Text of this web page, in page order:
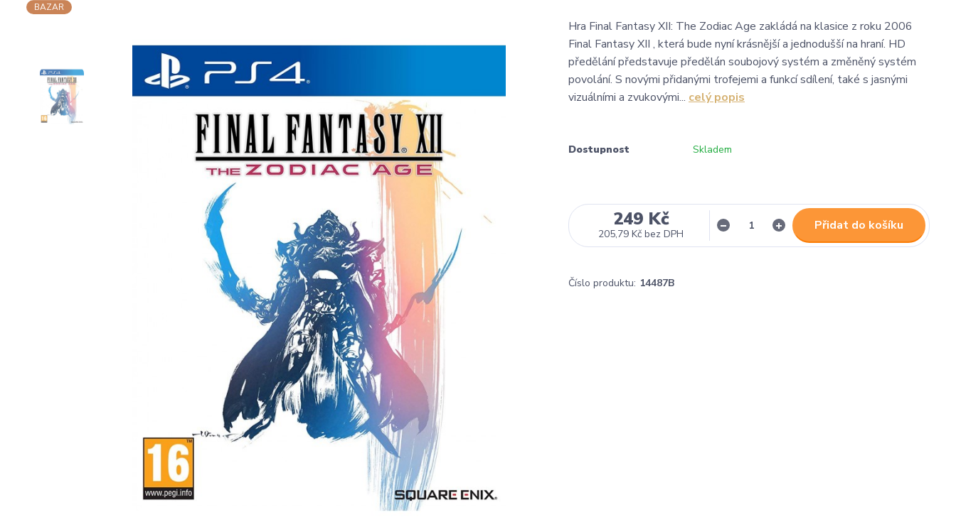
BAZAR
Hra Final Fantasy XII: The Zodiac Age zakládá na klasice z roku 2006
Final Fantasy XII , která bude nyní krásnější a jednodušší na hraní. HD
předělání představuje předělán soubojový systém a změněný systém
povolání. S novými přidanými trofejemi a funkcí sdílení, také s jasnými
vizuálními a zvukovými... celý popis
Dostupnost Skladem
249 Kč
205,79 Kč bez DPH
Přidat do košíku
Číslo produktu: 14487B